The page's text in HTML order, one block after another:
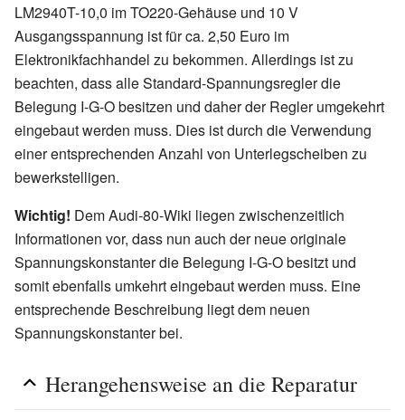
LM2940T-10,0 im TO220-Gehäuse und 10 V
Ausgangsspannung ist für ca. 2,50 Euro im
Elektronikfachhandel zu bekommen. Allerdings ist zu
beachten, dass alle Standard-Spannungsregler die
Belegung I-G-O besitzen und daher der Regler umgekehrt
eingebaut werden muss. Dies ist durch die Verwendung
einer entsprechenden Anzahl von Unterlegscheiben zu
bewerkstelligen.
Wichtig! Dem Audi-80-Wiki liegen zwischenzeitlich
Informationen vor, dass nun auch der neue originale
Spannungskonstanter die Belegung I-G-O besitzt und
somit ebenfalls umkehrt eingebaut werden muss. Eine
entsprechende Beschreibung liegt dem neuen
Spannungskonstanter bei.
Herangehensweise an die Reparatur